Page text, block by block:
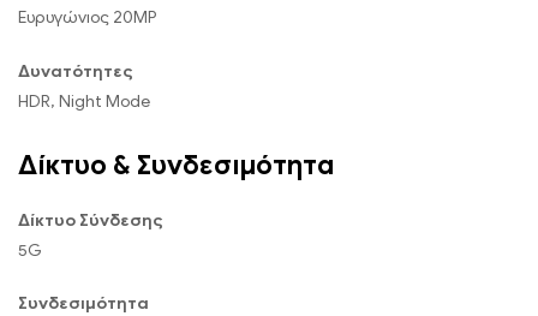
Ευρυγώνιος 20MP
Δυνατότητες
HDR, Night Mode
Δίκτυο & Συνδεσιμότητα
Δίκτυο Σύνδεσης
5G
Συνδεσιμότητα